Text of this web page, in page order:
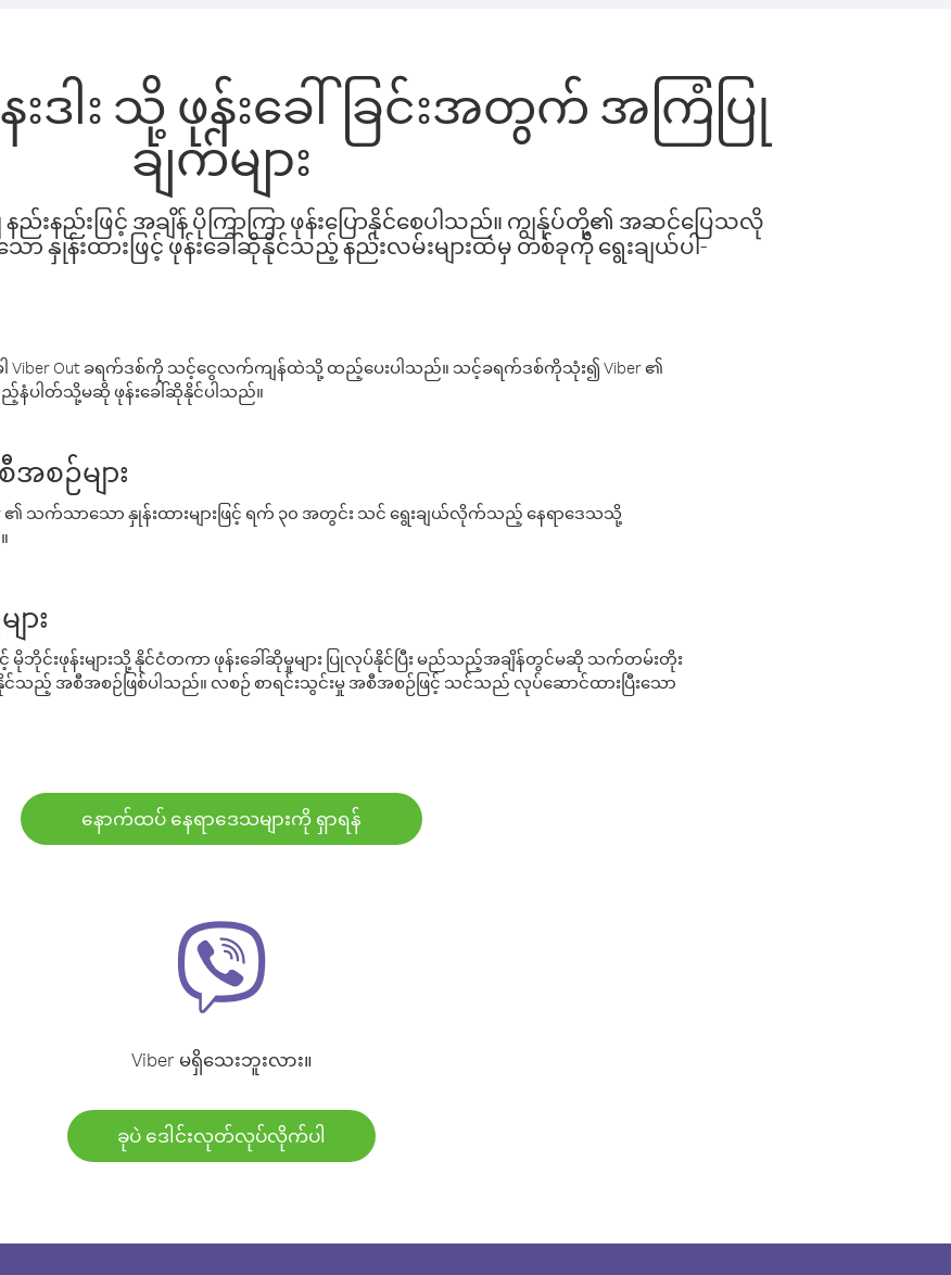
ေးဒါး သို့ ဖုန်းခေါ်ခြင်းအတွက် အကြံပြု
ချက်များ
နည်းဖြင့် အချိန် ပိုကြာကြာ ဖုန်းပြောနိုင်စေပါသည်။ ကျွန်ုပ်တို့၏ အဆင်ပြေသလို
ာ နှုန်းထားဖြင့် ဖုန်းခေါ်ဆိုနိုင်သည့် နည်းလမ်းများထဲမှ တစ်ခုကို ရွေးချယ်ပါ-
Out ခရက်ဒစ်ကို သင့်ငွေလက်ကျန်ထဲသို့ ထည့်ပေးပါသည်။ သင့်ခရက်ဒစ်ကိုသုံး၍ Viber ၏
ည့်နံပါတ်သို့မဆို ဖုန်းခေါ်ဆိုနိုင်ပါသည်။
စဉ်များ
၏ သက်သာသော နှုန်းထားများဖြင့် ရက် ၃၀ အတွင်း သင် ရွေးချယ်လိုက်သည့် နေရာဒေသသို့
ား
မိုဘိုင်းဖုန်းများသို့ နိုင်ငံတကာ ဖုန်းခေါ်ဆိုမှုများ ပြုလုပ်နိုင်ပြီး မည်သည့်အချိန်တွင်မဆို သက်တမ်းတိုး
သည့် အစီအစဉ်ဖြစ်ပါသည်။ လစဉ် စာရင်းသွင်းမှု အစီအစဉ်ဖြင့် သင်သည် လုပ်ဆောင်ထားပြီးသော
နောက်ထပ် နေရာဒေသများကို ရှာရန်
Viber မရှိသေးဘူးလား။
ခုပဲ ဒေါင်းလုတ်လုပ်လိုက်ပါ